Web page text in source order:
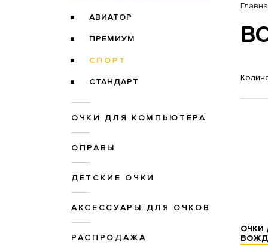
АВИАТОР
ПРЕМИУМ
СПОРТ
СТАНДАРТ
ОЧКИ ДЛЯ КОМПЬЮТЕРА
ОПРАВЫ
ДЕТСКИЕ ОЧКИ
АКСЕССУАРЫ ДЛЯ ОЧКОВ
РАСПРОДАЖА
ОЧКИ